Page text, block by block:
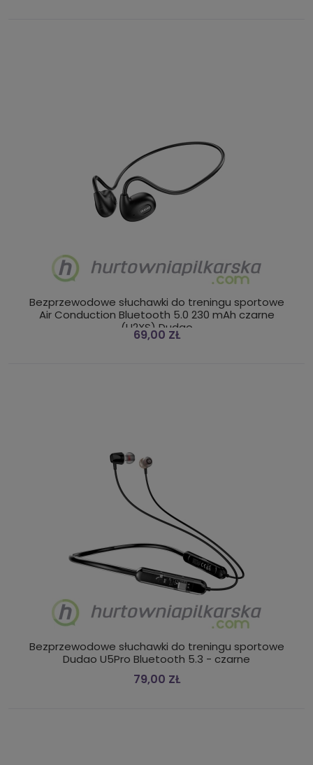
Bezprzewodowe słuchawki do treningu sportowe
Air Conduction Bluetooth 5.0 230 mAh czarne
(U2XS) Dudao
69,00 ZŁ
Bezprzewodowe słuchawki do treningu sportowe
Dudao U5Pro Bluetooth 5.3 - czarne
79,00 ZŁ